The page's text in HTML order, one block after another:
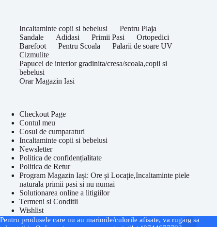
Pentru produsele care nu au marimile/culorile afisate, va rugam sa
Incaltaminte copii si bebelusi
Pentru Plaja
Sandale
Adidasi Primii Pasi
Ortopedici
Barefoot
Pentru Scoala
Palarii de soare UV
Cizmulite
Papucei de interior gradinita/cresa/scoala,copii si
bebelusi
Orar Magazin Iasi
Checkout Page
Contul meu
Cosul de cumparaturi
Incaltaminte copii si bebelusi
Newsletter
Politica de confidențialitate
Politica de Retur
Program Magazin Iași: Ore și Locație,Incaltaminte piele
naturala primii pasi si nu numai
Solutionarea online a litigiilor
Termeni si Conditii
Wishlist
Drepturi de autor © 2026 - Temă WordPress de